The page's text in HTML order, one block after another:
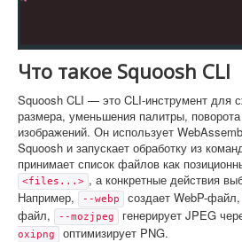
Что такое Squoosh CLI
Squoosh CLI — это CLI-инструмент для
размера, уменьшения палитры, поворота
изображений. Он использует
Squoosh и запускает обработку из
принимает список файлов как
<files...> , а конкретные действия
Например,
--webp создает WebP-файл,
файл,
--mozjpeg генерирует JPEG
oxipng
оптимизирует PNG.